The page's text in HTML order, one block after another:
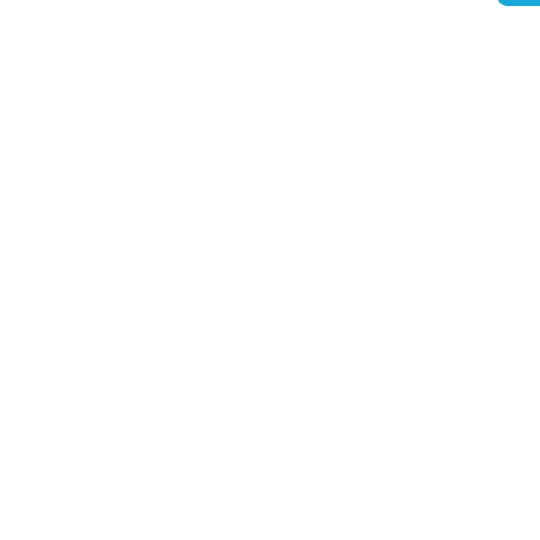
DORUČIŤ DO: